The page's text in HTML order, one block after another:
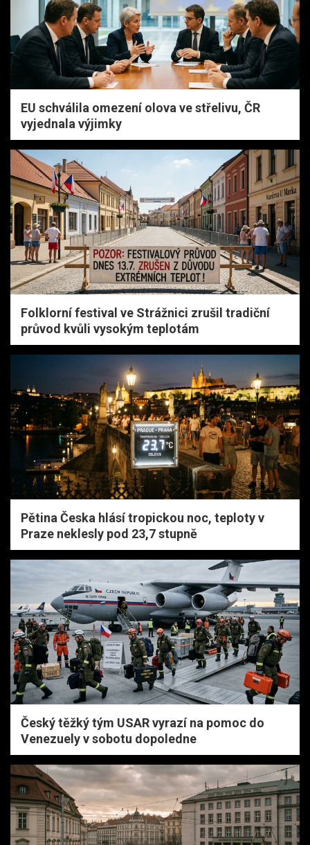
EU schválila omezení olova ve střelivu, ČR
vyjednala výjimky
Folklorní festival ve Strážnici zrušil tradiční
průvod kvůli vysokým teplotám
Pětina Česka hlásí tropickou noc, teploty v
Praze neklesly pod 23,7 stupně
Český těžký tým USAR vyrazí na pomoc do
Venezuely v sobotu dopoledne